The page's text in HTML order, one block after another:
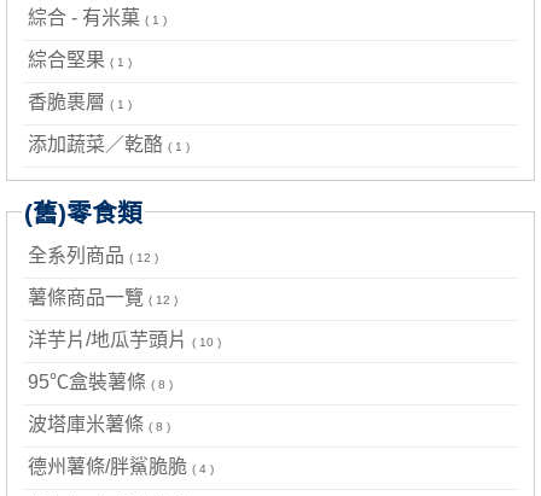
綜合 - 有米菓 ( 1 )
綜合堅果 ( 1 )
香脆裹層 ( 1 )
添加蔬菜／乾酪 ( 1 )
(舊)零食類
全系列商品 ( 12 )
薯條商品一覽 ( 12 )
洋芋片/地瓜芋頭片 ( 10 )
95℃盒裝薯條 ( 8 )
波塔庫米薯條 ( 8 )
德州薯條/胖鯊脆脆 ( 4 )